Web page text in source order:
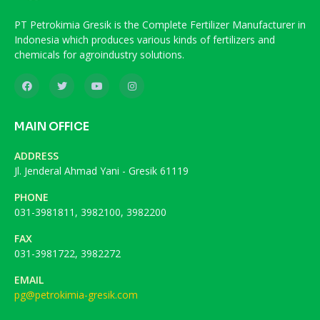
PT Petrokimia Gresik is the Complete Fertilizer Manufacturer in
Indonesia which produces various kinds of fertilizers and
chemicals for agroindustry solutions.
MAIN OFFICE
ADDRESS
Jl. Jenderal Ahmad Yani - Gresik 61119
PHONE
031-3981811, 3982100, 3982200
FAX
031-3981722, 3982272
EMAIL
pg@petrokimia-gresik.com